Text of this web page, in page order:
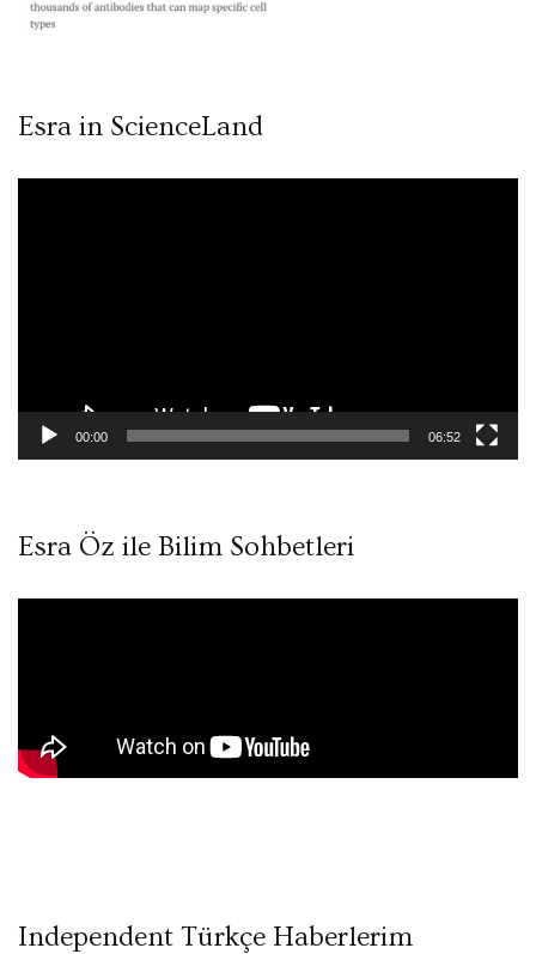
Esra in ScienceLand
00:00 06:52
Esra Öz ile Bilim Sohbetleri
Independent Türkçe Haberlerim